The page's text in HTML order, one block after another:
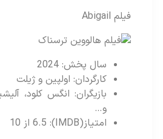
فیلم Abigail
سال پخش: 2024
کارگردان: اولپین و ژیلت
بازیگران: انگس کلود،
و…
امتیاز(IMDB): 6.5 از 10